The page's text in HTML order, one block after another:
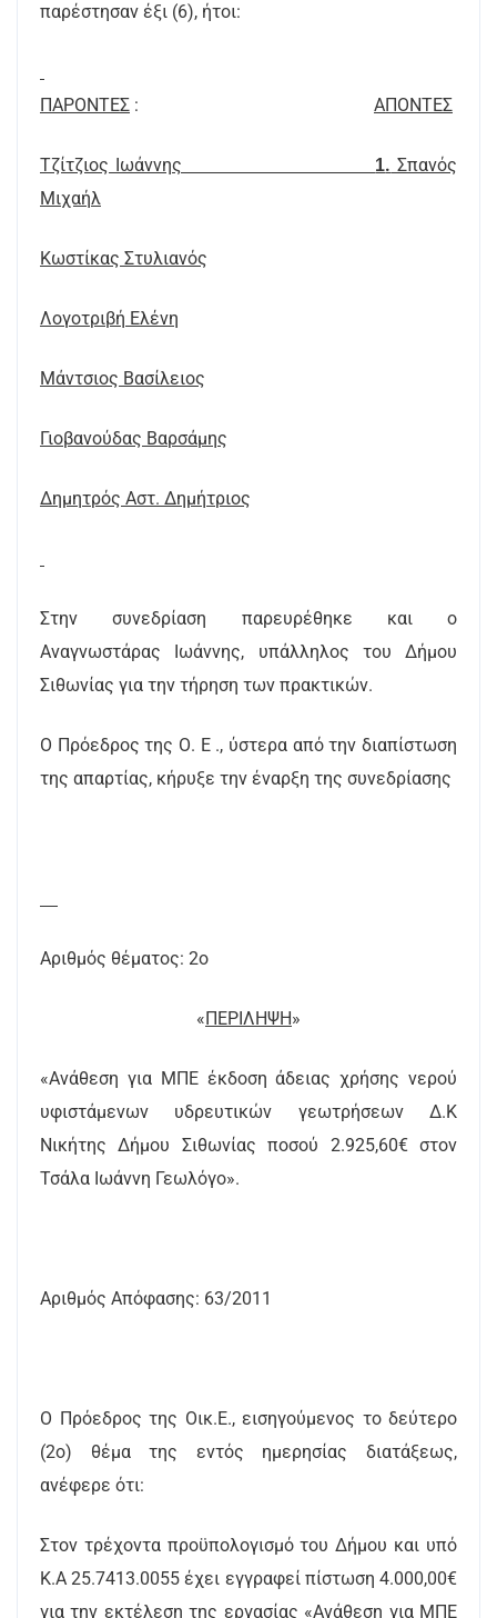
παρέστησαν έξι (6), ήτοι:
ΠΑΡΟΝΤΕΣ : AΠΟΝTEΣ
Τζίτζιος Ιωάννης 1. Σπανός
Μιχαήλ
Κωστίκας Στυλιανός
Λογοτριβή Ελένη
Μάντσιος Βασίλειος
Γιοβανούδας Βαρσάμης
Δημητρός Αστ. Δημήτριος
Στην συνεδρίαση παρευρέθηκε και ο
Αναγνωστάρας Ιωάννης, υπάλληλος του Δήμου
Σιθωνίας για την τήρηση των πρακτικών.
Ο Πρόεδρος της Ο. Ε ., ύστερα από την διαπίστωση
της απαρτίας, κήρυξε την έναρξη της συνεδρίασης
Αριθμός θέματος: 2ο
«ΠΕΡΙΛΗΨΗ»
«Ανάθεση για ΜΠΕ έκδοση άδειας χρήσης νερού
υφιστάμενων υδρευτικών γεωτρήσεων Δ.Κ
Νικήτης Δήμου Σιθωνίας ποσού 2.925,60€ στον
Τσάλα Ιωάννη Γεωλόγο».
Αριθμός Απόφασης: 63/2011
Ο Πρόεδρος της Οικ.Ε., εισηγούμενος το δεύτερο
(2ο) θέμα της εντός ημερησίας διατάξεως,
ανέφερε ότι:
Στον τρέχοντα προϋπολογισμό του Δήμου και υπό
Κ.Α 25.7413.0055 έχει εγγραφεί πίστωση 4.000,00€
για την εκτέλεση της εργασίας «Ανάθεση για ΜΠΕ